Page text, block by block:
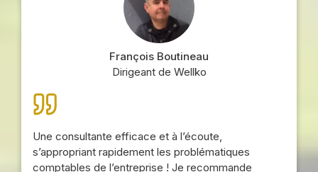
François Boutineau
Dirigeant de Wellko
Une consultante efficace et à l’écoute,
s’appropriant rapidement les problématiques
comptables de l’entreprise ! Je recommande